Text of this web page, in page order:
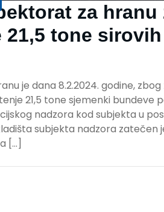
za hranu
21,5 tone
je dana 8.2.2024. godine,
21,5 tone sjemenki bundeve
nadzora kod subjekta u
subjekta nadzora zatečen
[…]